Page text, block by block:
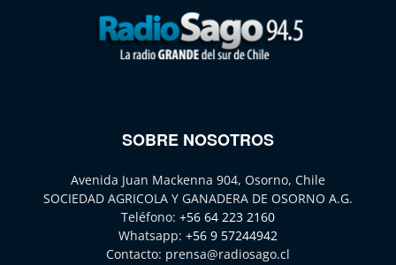
SOBRE NOSOTROS
Avenida Juan Mackenna 904, Osorno, Chile
SOCIEDAD AGRICOLA Y GANADERA DE OSORNO A.G.
Teléfono: +56 64 223 2160
Whatsapp: +56 9 57244942
Contacto: prensa@radiosago.cl